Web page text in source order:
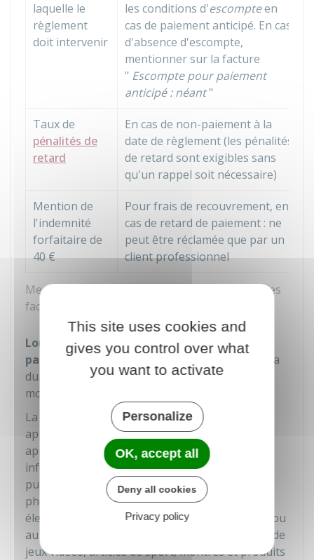
Mentions générales obligatoires pour toutes les
factures
laquelle le
règlement
doit intervenir
les conditions d'escompteen
cas de paiement anticipé. En cas
d'absence d'escompte,
mentionner sur la facture
" Escompte pour paiement
anticipé : néant"
Taux de
pénalités de
retard
En cas de non-paiement à la
date de règlement (les pénalités
de retard sont exigibles sans
qu'un rappel soit nécessaire)
Mention de
l'indemnité
forfaitaire de
40 €
Pour frais de recouvrement, en
cas de retard de paiement : ne
peut être réclamée que par un
client professionnel
Lorsque la facture est adressée à un
particulier
, elle doit mentionner l'existence et la
durée de la
garantie légale de conformité
moins 2 ans.
La mention concerne les biens vendus
appartenant à l'une des catégories suivantes :
appareils électroménagers, équipements
informatiques, produits électroniques grand
public, appareils de téléphonie, appareils
photographiques, appareils dotés d'un moteur
électrique ou thermique, destinés au bricolage ou
au jardinage, jeux et jouets y compris consoles de
jeux vidéos, articles de sport, montres et produits
This site uses cookies and
gives you control over what
you want to activate
Personalize
OK, accept all
Deny all cookies
Privacy policy